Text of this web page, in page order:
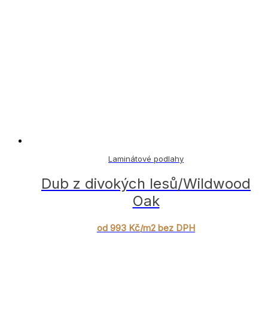
Laminátové podlahy
Dub z divokých lesů/Wildwood
Oak
od 993 Kč/m2 bez DPH